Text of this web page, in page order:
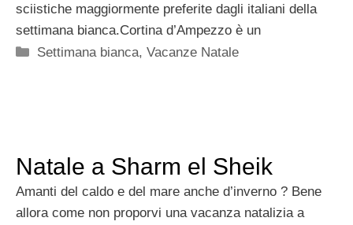
sciistiche maggiormente preferite dagli italiani della
settimana bianca.Cortina d’Ampezzo è un
Categorie
Settimana bianca,Vacanze Natale
Natale a Sharm el Sheik
Amanti del caldo e del mare anche d’inverno ? Bene
allora come non proporvi una vacanza natalizia a